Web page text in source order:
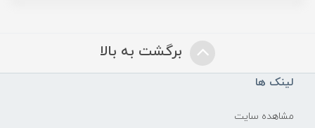
برگشت به بالا
لینک ها
مشاهده سایت